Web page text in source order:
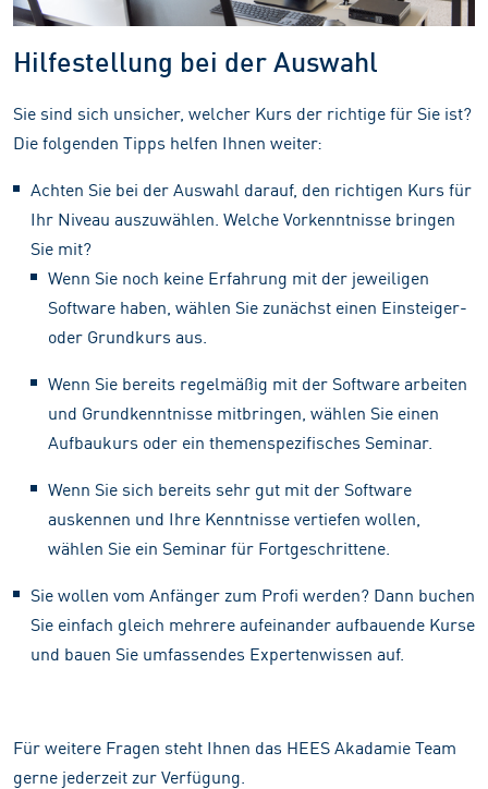
Hilfestellung bei der Auswahl
Sie sind sich unsicher, welcher Kurs der richtige für Sie ist?
Die folgenden Tipps helfen Ihnen weiter:
Achten Sie bei der Auswahl darauf, den richtigen Kurs für
Ihr Niveau auszuwählen. Welche Vorkenntnisse bringen
Sie mit?
Wenn Sie noch keine Erfahrung mit der jeweiligen
Software haben, wählen Sie zunächst einen Einsteiger-
oder Grundkurs aus.
Wenn Sie bereits regelmäßig mit der Software arbeiten
und Grundkenntnisse mitbringen, wählen Sie einen
Aufbaukurs oder ein themenspezifisches Seminar.
Wenn Sie sich bereits sehr gut mit der Software
auskennen und Ihre Kenntnisse vertiefen wollen,
wählen Sie ein Seminar für Fortgeschrittene.
Sie wollen vom Anfänger zum Profi werden? Dann buchen
Sie einfach gleich mehrere aufeinander aufbauende Kurse
und bauen Sie umfassendes Expertenwissen auf.
Für weitere Fragen steht Ihnen das HEES Akadamie Team
gerne jederzeit zur Verfügung.